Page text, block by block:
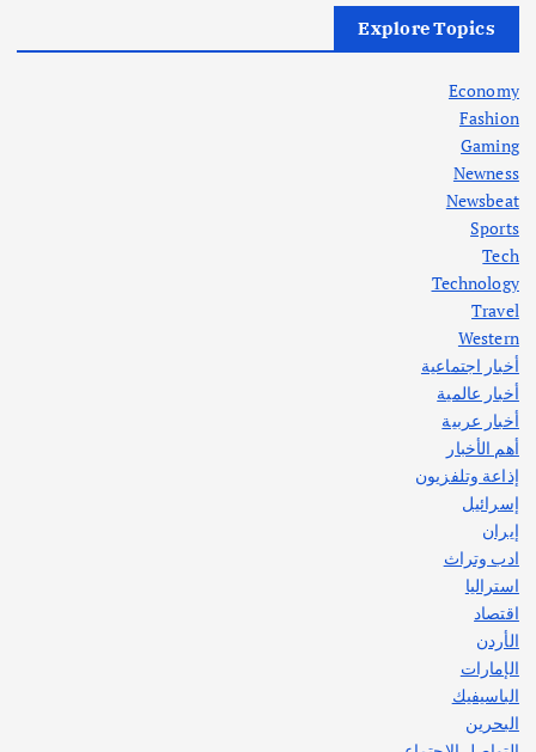
في جذور المشكلة وحلولها المستدامة
أهم الأخبار
اختتام ورشة السينوغرافيا في مدينة كلباء الاماراتية
أغسطس 3, 2026
Explore Topics
Economy
Fashion
Gaming
Newness
Newsbeat
Sports
Tech
Technology
Travel
Western
أخبار اجتماعية
أخبار عالمية
أخبار عربية
أهم الأخبار
إذاعة وتلفزيون
إسرائيل
إيران
ادب وتراث
استراليا
اقتصاد
الأردن
الإمارات
الباسيفيك
البحرين